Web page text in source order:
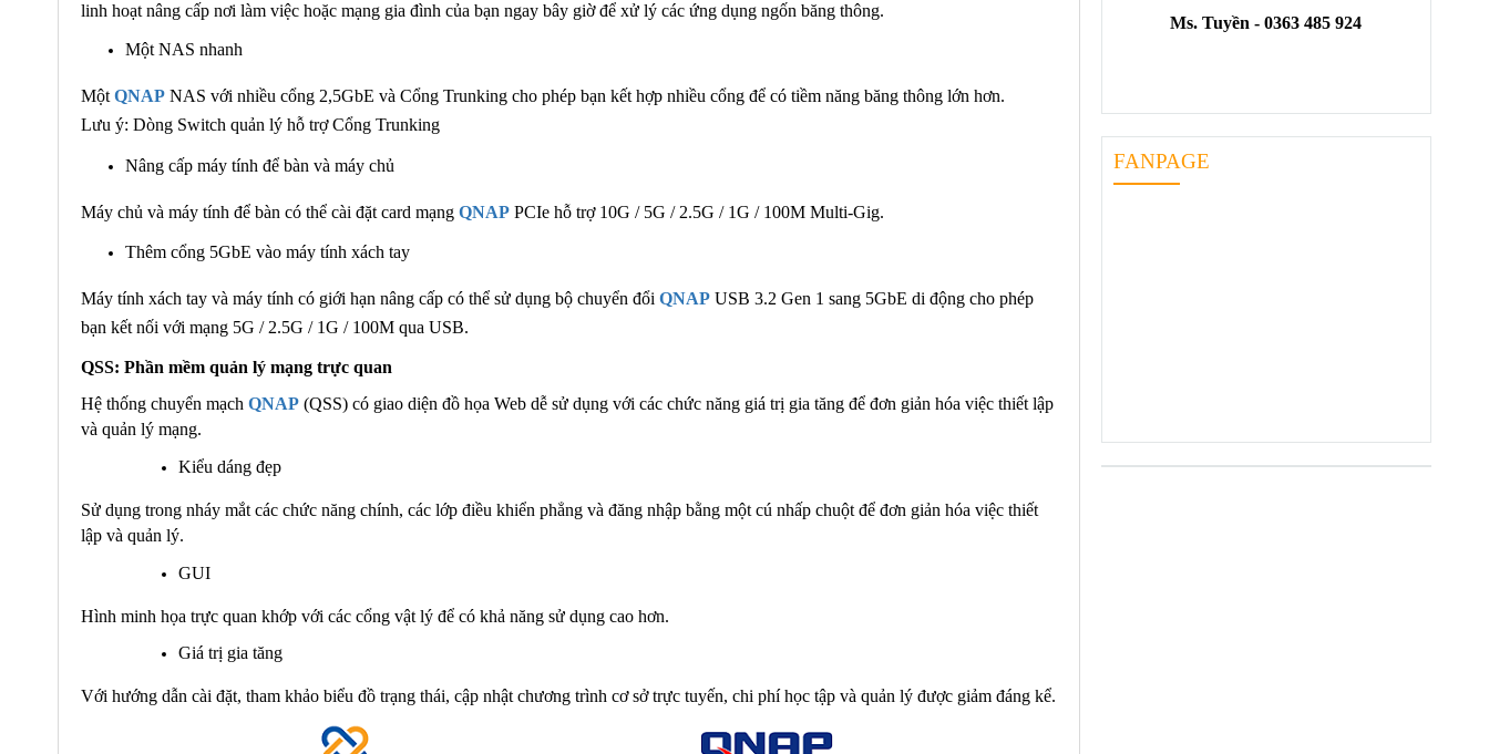
linh hoạt nâng cấp nơi làm việc hoặc mạng gia đình của bạn ngay bây giờ để xử lý các ứng dụng ngốn băng thông.
Một NAS nhanh
Một QNAP NAS với nhiều cổng 2,5GbE và Cổng Trunking cho phép bạn kết hợp nhiều cổng để có tiềm năng băng thông lớn hơn.
Lưu ý: Dòng Switch quản lý hỗ trợ Cổng Trunking
Nâng cấp máy tính để bàn và máy chủ
Máy chủ và máy tính để bàn có thể cài đặt card mạng QNAP PCIe hỗ trợ 10G / 5G / 2.5G / 1G / 100M Multi-Gig.
Thêm cổng 5GbE vào máy tính xách tay
Máy tính xách tay và máy tính có giới hạn nâng cấp có thể sử dụng bộ chuyển đổi QNAP USB 3.2 Gen 1 sang 5GbE di động cho phép
bạn kết nối với mạng 5G / 2.5G / 1G / 100M qua USB.
QSS: Phần mềm quản lý mạng trực quan
Hệ thống chuyển mạch QNAP (QSS) có giao diện đồ họa Web dễ sử dụng với các chức năng giá trị gia tăng để đơn giản hóa việc thiết lập
và quản lý mạng.
Kiểu dáng đẹp
Sử dụng trong nháy mắt các chức năng chính, các lớp điều khiển phẳng và đăng nhập bằng một cú nhấp chuột để đơn giản hóa việc thiết
lập và quản lý.
GUI
Hình minh họa trực quan khớp với các cổng vật lý để có khả năng sử dụng cao hơn.
Giá trị gia tăng
Với hướng dẫn cài đặt, tham khảo biểu đồ trạng thái, cập nhật chương trình cơ sở trực tuyến, chi phí học tập và quản lý được giảm đáng kể.
Ms. Tuyền - 0363 485 924
FANPAGE